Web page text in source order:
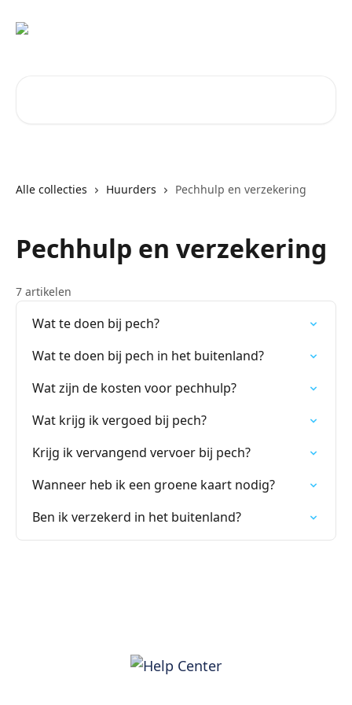
Alle collecties Huurders Pechhulp en verzekering
Pechhulp en verzekering
7 artikelen
Wat te doen bij pech?
Wat te doen bij pech in het buitenland?
Wat zijn de kosten voor pechhulp?
Wat krijg ik vergoed bij pech?
Krijg ik vervangend vervoer bij pech?
Wanneer heb ik een groene kaart nodig?
Ben ik verzekerd in het buitenland?